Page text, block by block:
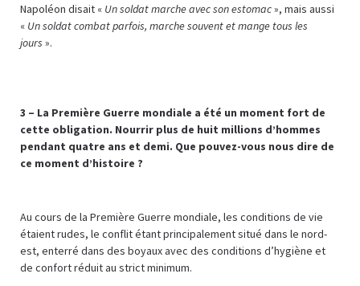
Napoléon disait « Un soldat marche avec son estomac», mais aussi
« Un soldat combat parfois, marche souvent et mange tous les
jours ».
3 – La Première Guerre mondiale a été un moment fort de
cette obligation. Nourrir plus de huit millions d’hommes
pendant quatre ans et demi. Que pouvez-vous nous dire de
ce moment d’histoire ?
Au cours de la Première Guerre mondiale, les conditions de vie
étaient rudes, le conflit étant principalement situé dans le nord-
est, enterré dans des boyaux avec des conditions d’hygiène et
de confort réduit au strict minimum.